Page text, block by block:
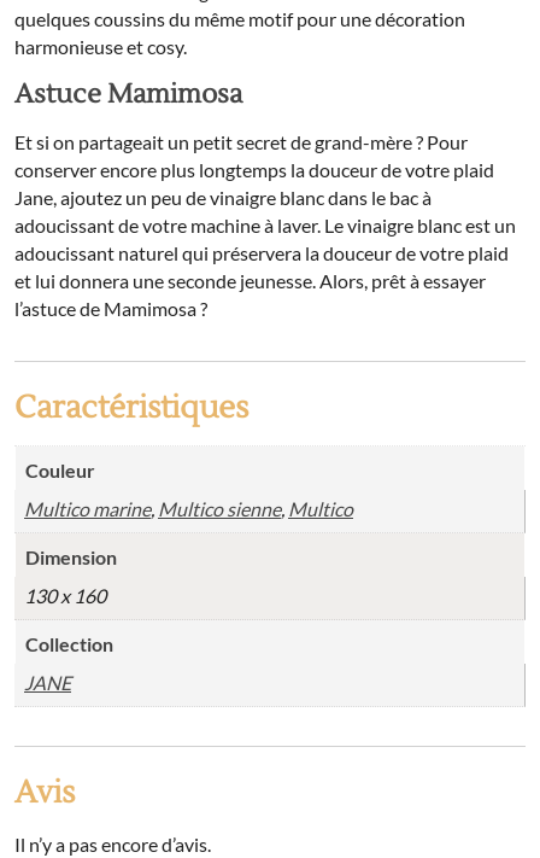
quelques coussins du même motif pour une décoration
harmonieuse et cosy.
Astuce Mamimosa
Et si on partageait un petit secret de grand-mère ? Pour
conserver encore plus longtemps la douceur de votre plaid
Jane, ajoutez un peu de vinaigre blanc dans le bac à
adoucissant de votre machine à laver. Le vinaigre blanc est un
adoucissant naturel qui préservera la douceur de votre plaid
et lui donnera une seconde jeunesse. Alors, prêt à essayer
l’astuce de Mamimosa ?
Caractéristiques
Couleur
Multico marine, Multico sienne, Multico
Dimension
130 x 160
Collection
JANE
Avis
Il n’y a pas encore d’avis.